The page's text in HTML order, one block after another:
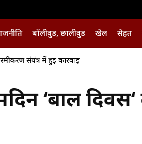
बॉलीवुड, छालीवुड खेल सेहत
संयंत्र में हुई कार्रवाई
‘बाल दिवस‘